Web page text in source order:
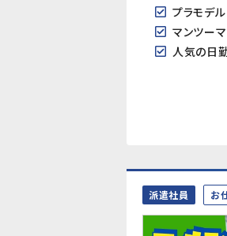
プラモデ
マンツー
人気の日
派遣社員 お